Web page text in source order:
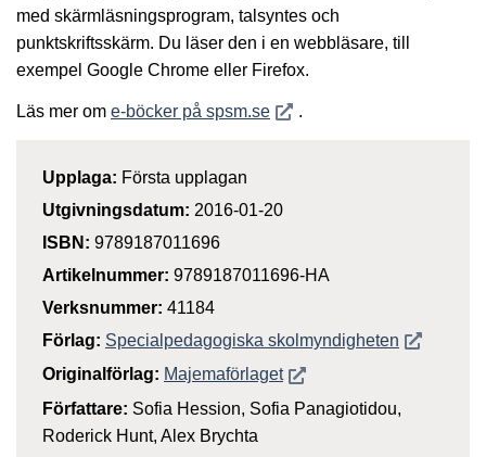
med skärmläsningsprogram, talsyntes och
punktskriftsskärm. Du läser den i en webbläsare, till
exempel Google Chrome eller Firefox.
Läs mer om e-böcker på spsm.seÖppnas i nytt fönster
.
Upplaga: Första upplagan
Utgivningsdatum: 2016-01-20
ISBN: 9789187011696
Artikelnummer: 9789187011696-HA
Verksnummer: 41184
Förlag: Specialpedagogiska skolmyndigheten Öppnas i
Originalförlag: MajemaförlagetÖppnas i nytt fönster
Författare: Sofia Hession, Sofia Panagiotidou,
Roderick Hunt, Alex Brychta